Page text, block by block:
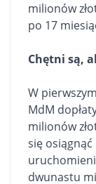
milionów
po 17
Chętni są,
W
MdM
milionów
się
dwunastu